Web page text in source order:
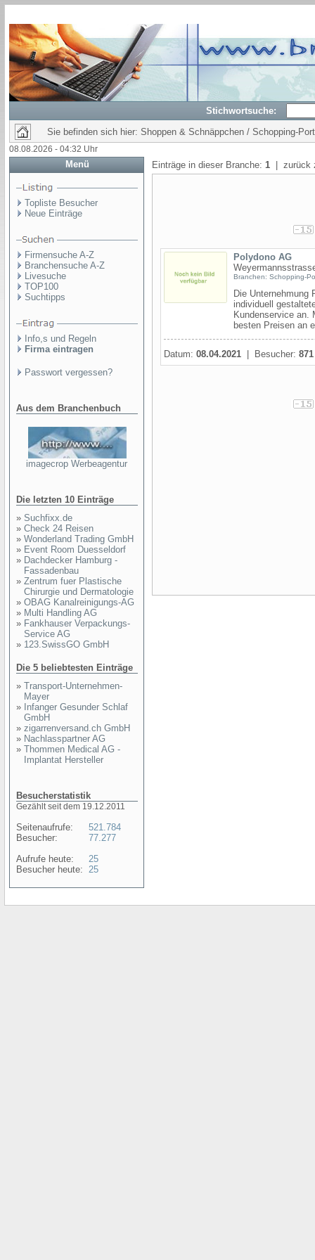
Stichwortsuche:
Sie befinden sich hier: Shoppen & Schnäppchen / Schopping-
08.08.2026 - 04:32 Uhr
Menü
Topliste Besucher
Neue Einträge
Firmensuche A-Z
Branchensuche A-Z
Livesuche
TOP100
Suchtipps
Info,s und Regeln
Firma eintragen
Passwort vergessen?
Aus dem Branchenbuch
imagecrop Werbeagentur
Die letzten 10 Einträge
» Suchfixx.de
» Check 24 Reisen
» Wonderland Trading GmbH
» Event Room Duesseldorf
» Dachdecker Hamburg -
Fassadenbau
» Zentrum fuer Plastische
Chirurgie und Dermatologie
» OBAG Kanalreinigungs-AG
» Multi Handling AG
» Fankhauser Verpackungs-
Service AG
» 123.SwissGO GmbH
Die 5 beliebtesten Einträge
» Transport-Unternehmen-
Mayer
» Infanger Gesunder Schlaf
GmbH
» zigarrenversand.ch GmbH
» Nachlasspartner AG
» Thommen Medical AG -
Implantat Hersteller
Besucherstatistik
Gezählt seit dem 19.12.2011
Seitenaufrufe:
Besucher:
Aufrufe heute:
Besucher heute:
521.784
77.277
25
25
Einträge in dieser Branche: 1 | zurück
Polydono AG
Branchen: Schopping-
Die Unternehmung
individuell
Kundenservice an.
besten Preisen an
Datum: 08.04.2021 | Besucher: 871